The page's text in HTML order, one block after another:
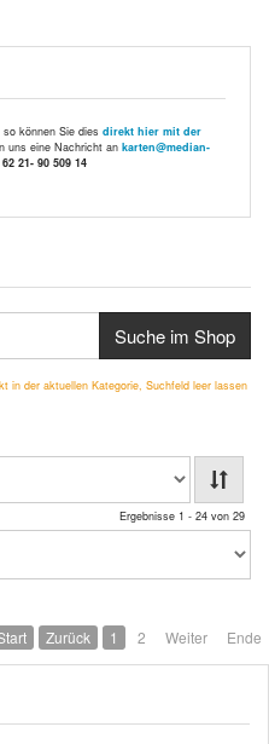
können Sie dies direkt hier mit der
uns eine Nachricht an karten@median-
21- 90 509 14
Suche im Shop
in der aktuellen Kategorie, Suchfeld leer lassen
Ergebnisse 1 - 24 von 29
Zurück 1 2 Weiter Ende